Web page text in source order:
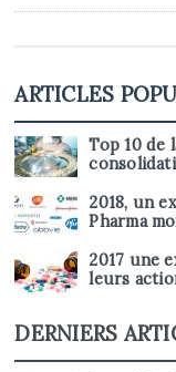
ARTICLES
Top 10 de
2018, un
Pharma
2017 une
leurs
DERNIERS